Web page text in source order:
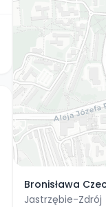
Bronisława
Jastrzębie-Zdrój